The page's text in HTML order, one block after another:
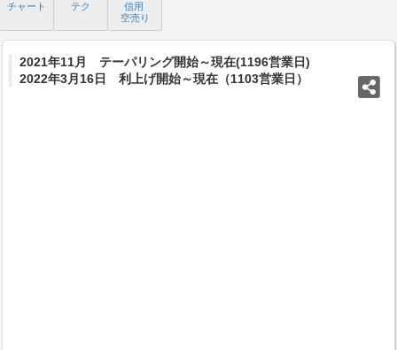
チャート テク
信用
空売り
2021年11月 テーパリング開始～現在(1196営業日)
2022年3月16日 利上げ開始～現在（1103営業日）